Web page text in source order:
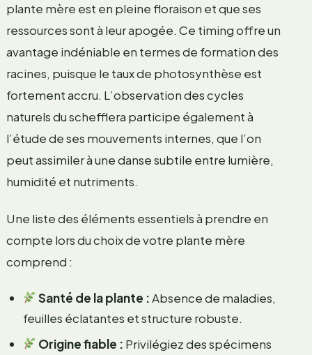
plante mère est en pleine floraison et que ses
ressources sont à leur apogée. Ce timing offre un
avantage indéniable en termes de formation des
racines, puisque le taux de photosynthèse est
fortement accru. L’observation des cycles
naturels du schefflera participe également à
l’étude de ses mouvements internes, que l’on
peut assimiler à une danse subtile entre lumière,
humidité et nutriments.
Une liste des éléments essentiels à prendre en
compte lors du choix de votre plante mère
comprend :
Santé de la plante :Absence de maladies,
feuilles éclatantes et structure robuste.
Origine fiable : Privilégiez des spécimens